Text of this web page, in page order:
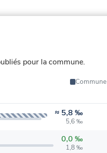
pour la commune.
Commune
≈ 5,8 ‰
5,6 ‰
0,0 ‰
1,8 ‰